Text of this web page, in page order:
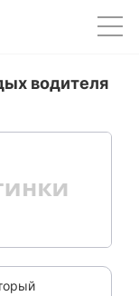
водителя